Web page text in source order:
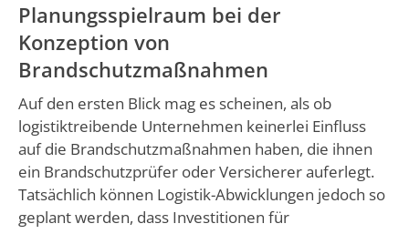
Planungsspielraum bei der
Konzeption von
Brandschutzmaßnahmen
Auf den ersten Blick mag es scheinen, als ob
logistiktreibende Unternehmen keinerlei Einfluss
auf die Brandschutzmaßnahmen haben, die ihnen
ein Brandschutzprüfer oder Versicherer auferlegt.
Tatsächlich können Logistik-Abwicklungen jedoch so
geplant werden, dass Investitionen für